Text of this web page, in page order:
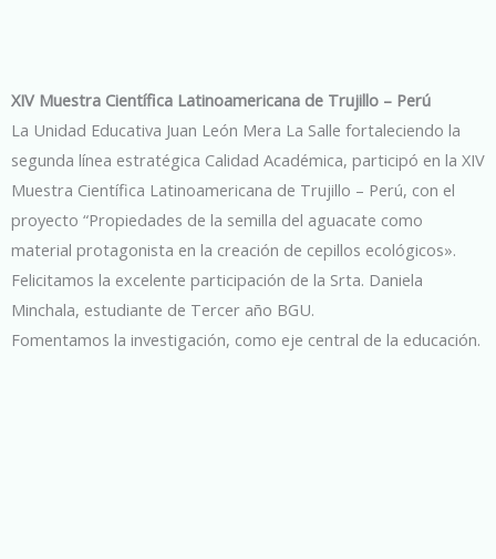
XIV Muestra Científica Latinoamericana de Trujillo – Perú
La Unidad Educativa Juan León Mera La Salle fortaleciendo la
segunda línea estratégica Calidad Académica, participó en la XIV
Muestra Científica Latinoamericana de Trujillo – Perú, con el
proyecto “Propiedades de la semilla del aguacate como
material protagonista en la creación de cepillos ecológicos».
Felicitamos la excelente participación de la Srta. Daniela
Minchala, estudiante de Tercer año BGU.
Fomentamos la investigación, como eje central de la educación.